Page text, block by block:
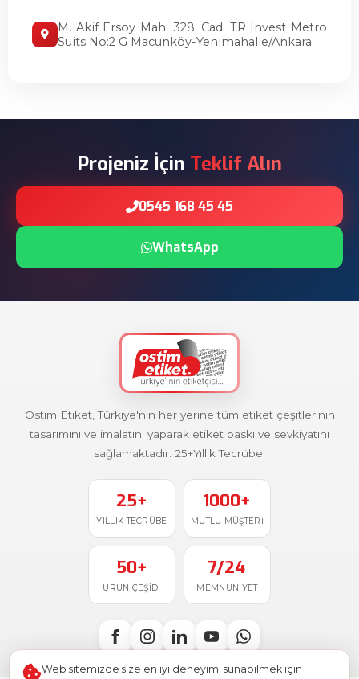
M. Akif Ersoy Mah. 328. Cad. TR Invest Metro
Suits No:2 G Macunköy-Yenimahalle/Ankara
Projeniz İçin Teklif Alın
0545 168 45 45
WhatsApp
Ostim Etiket, Türkiye'nin her yerine tüm etiket çeşitlerinin
tasarımını ve imalatını yaparak etiket baskı ve sevkiyatını
sağlamaktadır. 25+Yıllık Tecrübe.
25+
YILLIK TECRÜBE
1000+
MUTLU MÜŞTERI
50+
ÜRÜN ÇEŞIDI
7/24
MEMNUNIYET
Web sitemizde size en iyi deneyimi sunabilmek için